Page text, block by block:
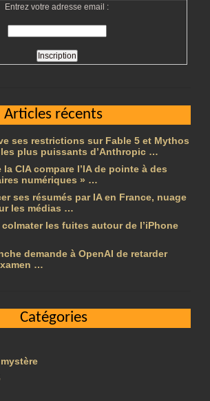
Entrez votre adresse email :
Articles récents
ses restrictions sur Fable 5 et Mythos
plus puissants d’Anthropic …
CIA compare l’IA de pointe à des
numériques » …
ses résumés par IA en France, nuage
les médias …
les fuites autour de l’iPhone
demande à OpenAI de retarder
…
Catégories